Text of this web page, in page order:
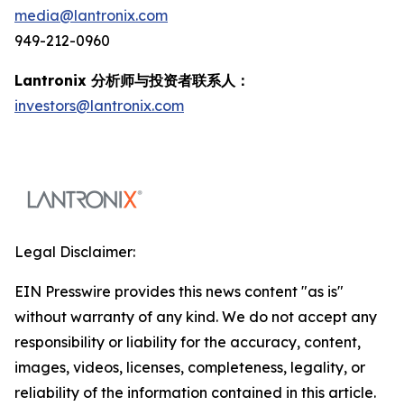
media@lantronix.com
949-212-0960
Lantronix 分析师与投资者联系人：
investors@lantronix.com
Legal Disclaimer:
EIN Presswire provides this news content "as is"
without warranty of any kind. We do not accept any
responsibility or liability for the accuracy, content,
images, videos, licenses, completeness, legality, or
reliability of the information contained in this article.